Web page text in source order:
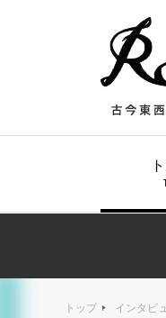
トップ インタビ